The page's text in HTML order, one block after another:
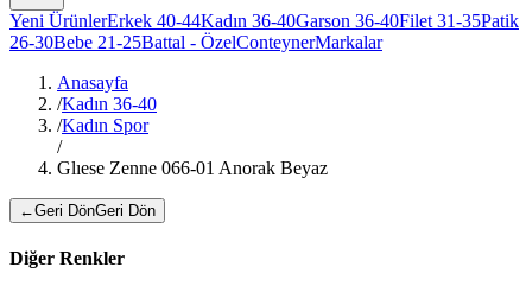
Yeni ÜrünlerErkek 40-44Kadın 36-40Garson 36-40Filet 31-35Patik
26-30Bebe 21-25Battal - ÖzelConteynerMarkalar
Anasayfa
/Kadın 36-40
/Kadın Spor
/
Glıese Zenne 066-01 Anorak Beyaz
←Geri DönGeri Dön
Diğer Renkler